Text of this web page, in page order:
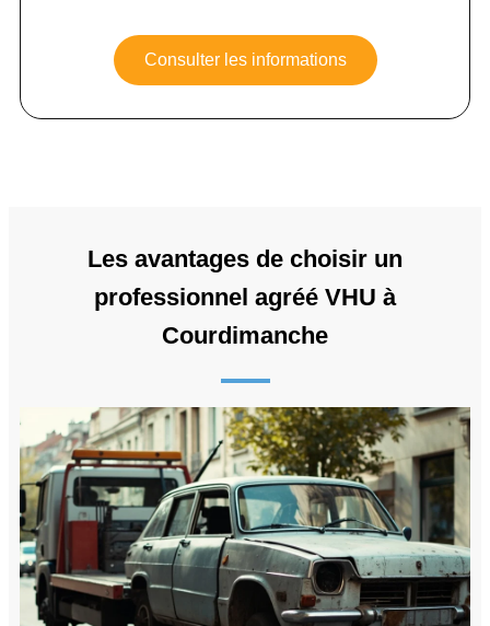
Consulter les informations
Les avantages de choisir un
professionnel agréé VHU à
Courdimanche